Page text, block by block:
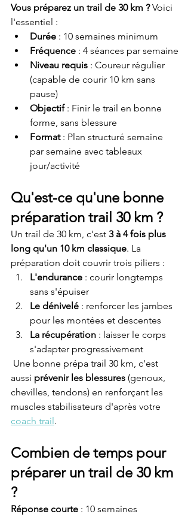
Vous préparez un trail de 30 km ? Voici
l'essentiel :
Durée : 10 semaines minimum
Fréquence : 4 séances par semaine
Niveau requis : Coureur régulier
(capable de courir 10 km sans
pause)
Objectif : Finir le trail en bonne
forme, sans blessure
Format : Plan structuré semaine
par semaine avec tableaux
jour/activité
Qu'est-ce qu'une bonne
préparation trail 30 km ?
Un trail de 30 km, c'est 3 à 4 fois plus
long qu'un 10 km classique. La
préparation doit couvrir trois piliers :
L'endurance : courir longtemps
sans s'épuiser
Le dénivelé : renforcer les jambes
pour les montées et descentes
La récupération : laisser le corps
s'adapter progressivement
Une bonne prépa trail 30 km, c'est
aussi prévenir les blessures (genoux,
chevilles, tendons) en renforçant les
muscles stabilisateurs d'après votre
coach trail.
Combien de temps pour
préparer un trail de 30 km
?
Réponse courte : 10 semaines